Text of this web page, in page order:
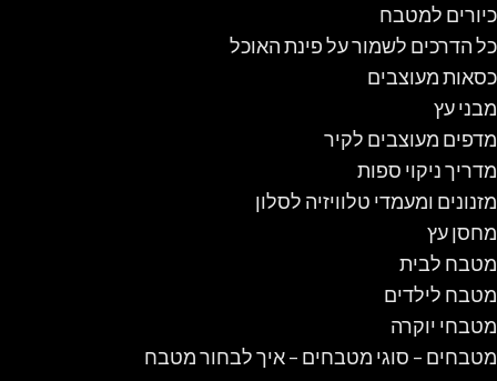
כיורים למטבח
כל הדרכים לשמור על פינת האוכל
כסאות מעוצבים
מבני עץ
מדפים מעוצבים לקיר
מדריך ניקוי ספות
מזנונים ומעמדי טלוויזיה לסלון
מחסן עץ
מטבח לבית
מטבח לילדים
מטבחי יוקרה
מטבחים – סוגי מטבחים – איך לבחור מטבח